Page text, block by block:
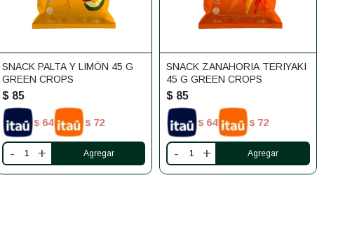
SNACK PALTA Y LIMÓN 45 G
GREEN CROPS
$ 85
$ 64 $ 72
- +
SNACK ZANAHORIA TERIYAKI
45 G GREEN CROPS
$ 85
$ 64 $ 72
- +